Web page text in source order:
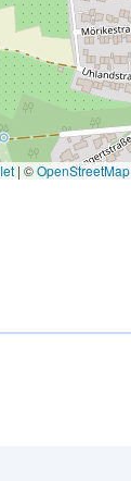
| ©OpenStreetMap